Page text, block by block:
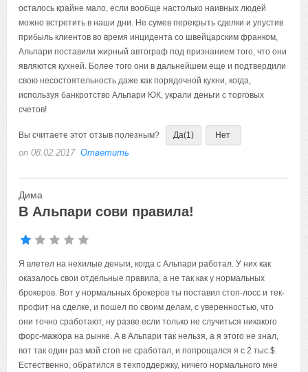
осталось крайне мало, если вообще настолько наивных людей
можно встретить в наши дни. Не сумев перекрыть сделки и упустив
прибыль клиентов во время инцидента со швейцарским франком,
Альпари поставили жирный автограф под признанием того, что они
являются кухней. Более того они в дальнейшем еще и подтвердили
свою несостоятельность даже как порядочной кухни, когда,
используя банкротство Альпари ЮК, украли деньги с торговых
счетов!
Вы считаете этот отзыв полезным? Да(1) Нет
on 08.02.2017 Ответить
Дима
В Альпари сови правила!
Я влетел на нехилые деньги, когда с Альпари работал. У них как
оказалось свои отдельные правила, а не так как у нормальных
брокеров. Вот у нормальных брокеров ты поставил стоп-лосс и тек-
профит на сделке, и пошел по своим делам, с уверенностью, что
они точно сработают, ну разве если только не случиться никакого
форс-мажора на рынке. А в Альпари так нельзя, а я этого не знал,
вот так один раз мой стоп не сработал, и попрощался я с 2 тыс.$.
Естественно, обратился в техподдержку, ничего нормального мне